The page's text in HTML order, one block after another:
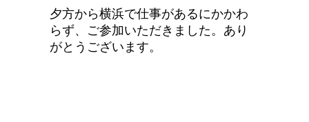
夕方から横浜で仕事があるにかかわ
らず、ご参加いただきま した。あり
がとうございます。